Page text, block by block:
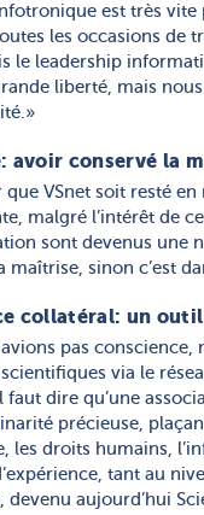
est très
les occasions de
le leadership
liberté, mais
avoir conservé la
que VSnet soit resté
malgré l’intérêt de
sont devenus une
maîtrise, sinon c’est
collatéral: un
avions pas
via le
faut dire qu’une
précieuse,
les droits humains,
tant au
devenu aujourd’hui